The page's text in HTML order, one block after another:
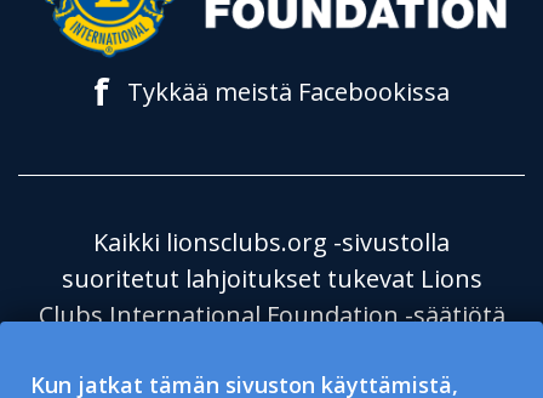
Kun jatkat tämän sivuston käyttämistä,
f Tykkää meistä Facebookissa
Kaikki lionsclubs.org -sivustolla
suoritetut lahjoitukset tukevat Lions
Clubs International Foundation -säätiötä
hyväntekeväisyysjärjestö 501(c)(3). Lions